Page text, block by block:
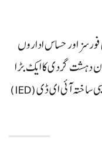
اور حساس اداروں
دہشت گردی کا ایک بڑا
منصوبہ ناکام بناتے ہوئے 20 کلو گرام وزنی دیسی ساختہ آئی ای ڈی (IED)